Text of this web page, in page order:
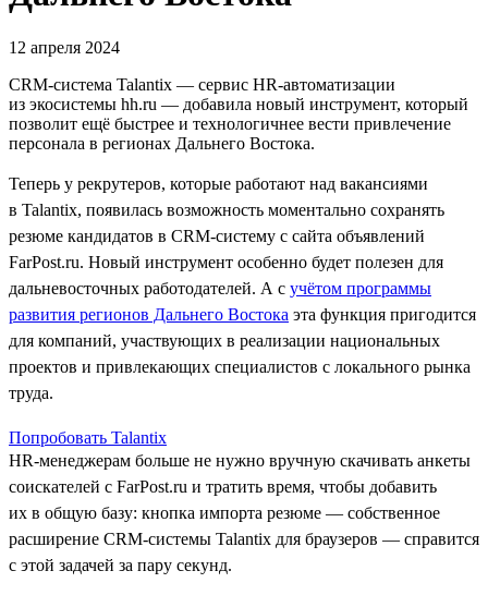
12 апреля 2024
CRM-система Talantiх — сервис HR-автоматизации
из экосистемы hh.ru — добавила новый инструмент, который
позволит ещё быстрее и технологичнее вести привлечение
персонала в регионах Дальнего Востока.
Теперь у рекрутеров, которые работают над вакансиями
в Talantix, появилась возможность моментально сохранять
резюме кандидатов в CRM-систему с сайта объявлений
FarPost.ru. Новый инструмент особенно будет полезен для
дальневосточных работодателей. А с учётом программы
развития регионов Дальнего Востока эта функция пригодится
для компаний, участвующих в реализации национальных
проектов и привлекающих специалистов с локального рынка
труда.
Попробовать Talantix
HR-менеджерам больше не нужно вручную скачивать анкеты
соискателей с FarPost.ru и тратить время, чтобы добавить
их в общую базу: кнопка импорта резюме — собственное
расширение CRM-системы Talantix для браузеров — справится
с этой задачей за пару секунд.